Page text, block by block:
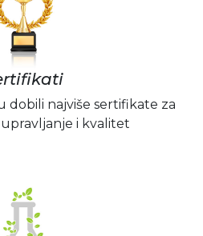
dobili najviše sertifikate za
i kvalitet